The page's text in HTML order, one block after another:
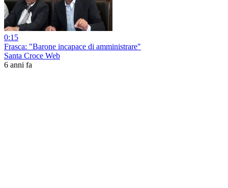
0:15
Frasca: "Barone incapace di amministrare"
Santa Croce Web
6 anni fa